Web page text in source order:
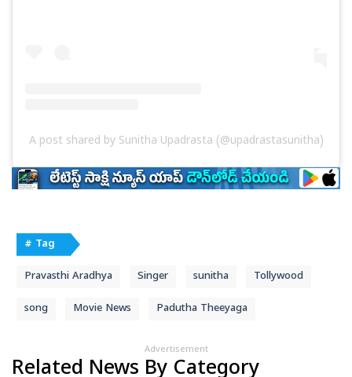
A post shared by Sunitha Upadrasta (@upadrastasunitha)
# Tag
Pravasthi Aradhya Singer sunitha Tollywood
song Movie News Padutha Theeyaga
Advertisement
Related News By Category